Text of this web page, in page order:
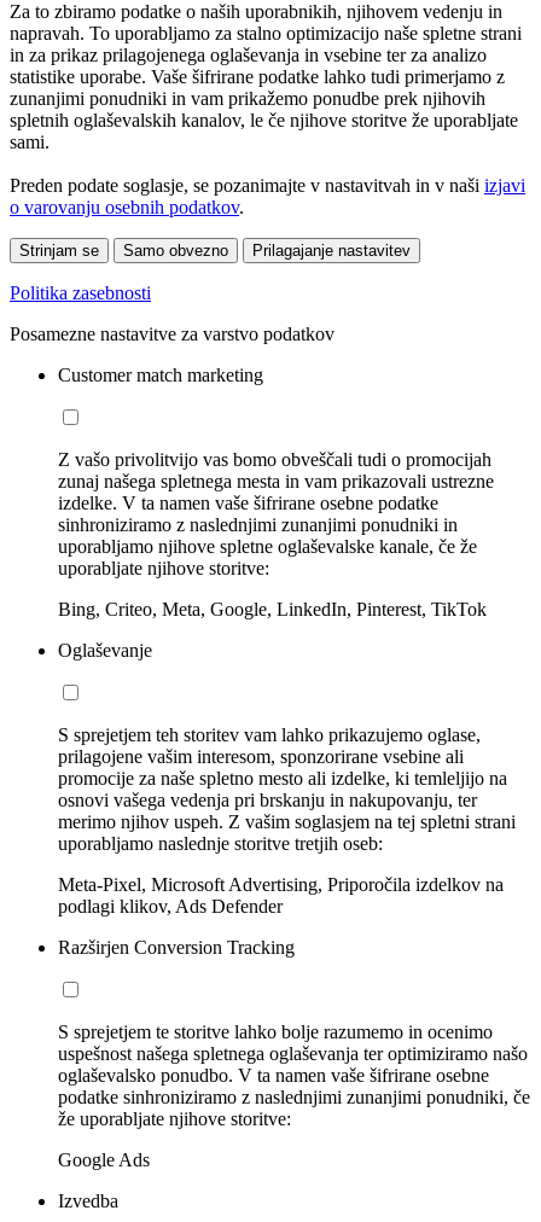
Za to zbiramo podatke o naših uporabnikih, njihovem vedenju in
napravah. To uporabljamo za stalno optimizacijo naše spletne strani
in za prikaz prilagojenega oglaševanja in vsebine ter za analizo
statistike uporabe. Vaše šifrirane podatke lahko tudi primerjamo z
zunanjimi ponudniki in vam prikažemo ponudbe prek njihovih
spletnih oglaševalskih kanalov, le če njihove storitve že uporabljate
sami.
Preden podate soglasje, se pozanimajte v nastavitvah in v naši izjavi
o varovanju osebnih podatkov.
Strinjam se Samo obvezno Prilagajanje nastavitev
Politika zasebnosti
Posamezne nastavitve za varstvo podatkov
Customer match marketing
Z vašo privolitvijo vas bomo obveščali tudi o promocijah
zunaj našega spletnega mesta in vam prikazovali ustrezne
izdelke. V ta namen vaše šifrirane osebne podatke
sinhroniziramo z naslednjimi zunanjimi ponudniki in
uporabljamo njihove spletne oglaševalske kanale, če že
uporabljate njihove storitve:
Bing, Criteo, Meta, Google, LinkedIn, Pinterest, TikTok
Oglaševanje
S sprejetjem teh storitev vam lahko prikazujemo oglase,
prilagojene vašim interesom, sponzorirane vsebine ali
promocije za naše spletno mesto ali izdelke, ki temleljijo na
osnovi vašega vedenja pri brskanju in nakupovanju, ter
merimo njihov uspeh. Z vašim soglasjem na tej spletni strani
uporabljamo naslednje storitve tretjih oseb:
Meta-Pixel, Microsoft Advertising, Priporočila izdelkov na
podlagi klikov, Ads Defender
Razširjen Conversion Tracking
S sprejetjem te storitve lahko bolje razumemo in ocenimo
uspešnost našega spletnega oglaševanja ter optimiziramo našo
oglaševalsko ponudbo. V ta namen vaše šifrirane osebne
podatke sinhroniziramo z naslednjimi zunanjimi ponudniki, če
že uporabljate njihove storitve:
Google Ads
Izvedba